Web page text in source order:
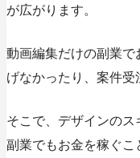
が広がります。
動画編集だけの副業
げなかったり、案件受
そこで、デザインの
副業でもお金を稼ぐ